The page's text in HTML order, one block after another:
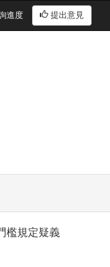
進度 提出意見
檻規定疑義